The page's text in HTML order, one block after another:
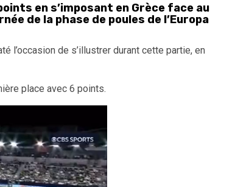
en s’imposant en Grèce face au
de la phase de poules de l’Europa
l’occasion de s’illustrer durant cette partie, en
place avec 6 points.